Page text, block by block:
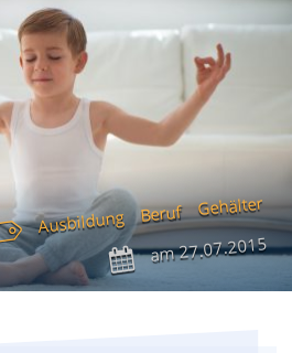
Ausbildung Beruf Gehälter
am27.07.2015